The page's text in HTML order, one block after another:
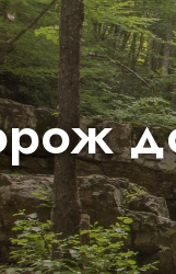
RU
Русский